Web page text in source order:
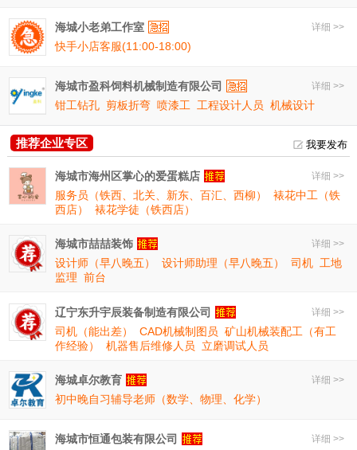
详细 >>
海城小老弟工作室
快手小店客服(11:00-18:00)
详细 >>
海城市盈科饲料机械制造有限公司
钳工钻孔 剪板折弯 喷漆工 工程设计人员 机械设计
我要发布
推荐企业专区
详细 >>
海城市海州区掌心的爱蛋糕店
服务员（铁西、北关、新东、百汇、西柳）
裱花中工（铁
西店）
裱花学徒（铁西店）
详细 >>
海城市喆喆装饰
设计师（早八晚五）
设计师助理（早八晚五） 司机 工地
监理 前台
详细 >>
辽宁东升宇辰装备制造有限公司
司机（能出差）
CAD机械制图员 矿山机械装配工（有工
作经验）
机器售后维修人员 立磨调试人员
详细 >>
海城卓尔教育
初中晚自习辅导老师（数学、物理、化学）
详细 >>
海城市恒通包装有限公司